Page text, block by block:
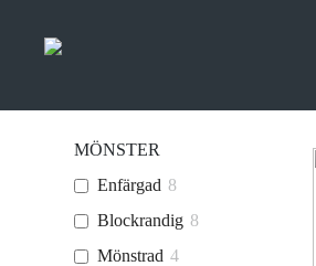
MÖNSTER
Enfärgad 8
Blockrandig 8
Mönstrad 4